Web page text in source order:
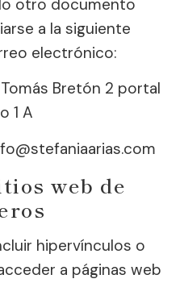
otro documento
a la siguiente
electrónico:
Bretón 2 portal
1 A
web de
hipervínculos o
a páginas web